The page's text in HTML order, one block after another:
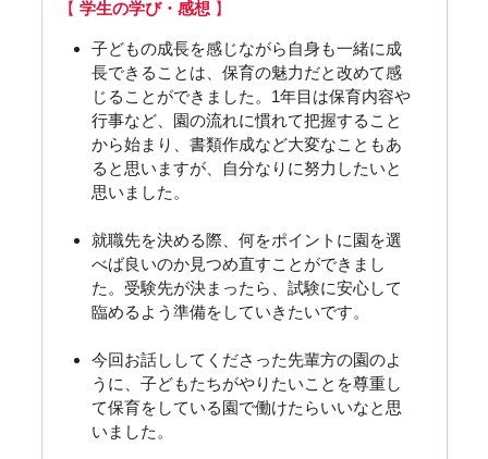
【 学生の学び・感想 】
子どもの成長を感じながら自身も一緒に成
長できることは、保育の魅力だと改めて感
じることができました。1年目は保育内容や
行事など、園の流れに慣れて把握すること
から始まり、書類作成など大変なこともあ
ると思いますが、自分なりに努力したいと
思いました。
就職先を決める際、何をポイントに園を選
べば良いのか見つめ直すことができまし
た。受験先が決まったら、試験に安心して
臨めるよう準備をしていきたいです。
今回お話ししてくださった先輩方の園のよ
うに、子どもたちがやりたいことを尊重し
て保育をしている園で働けたらいいなと思
いました。